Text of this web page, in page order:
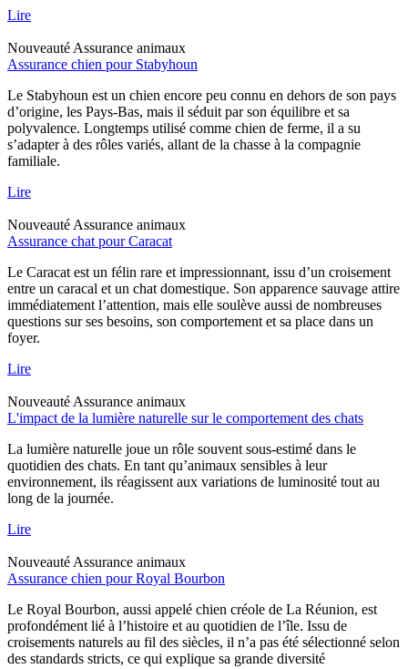
Lire
Nouveauté Assurance animaux
Assurance chien pour Stabyhoun
Le Stabyhoun est un chien encore peu connu en dehors de son pays
d’origine, les Pays-Bas, mais il séduit par son équilibre et sa
polyvalence. Longtemps utilisé comme chien de ferme, il a su
s’adapter à des rôles variés, allant de la chasse à la compagnie
familiale.
Lire
Nouveauté Assurance animaux
Assurance chat pour Caracat
Le Caracat est un félin rare et impressionnant, issu d’un croisement
entre un caracal et un chat domestique. Son apparence sauvage attire
immédiatement l’attention, mais elle soulève aussi de nombreuses
questions sur ses besoins, son comportement et sa place dans un
foyer.
Lire
Nouveauté Assurance animaux
L'impact de la lumière naturelle sur le comportement des chats
La lumière naturelle joue un rôle souvent sous-estimé dans le
quotidien des chats. En tant qu’animaux sensibles à leur
environnement, ils réagissent aux variations de luminosité tout au
long de la journée.
Lire
Nouveauté Assurance animaux
Assurance chien pour Royal Bourbon
Le Royal Bourbon, aussi appelé chien créole de La Réunion, est
profondément lié à l’histoire et au quotidien de l’île. Issu de
croisements naturels au fil des siècles, il n’a pas été sélectionné selon
des standards stricts, ce qui explique sa grande diversité